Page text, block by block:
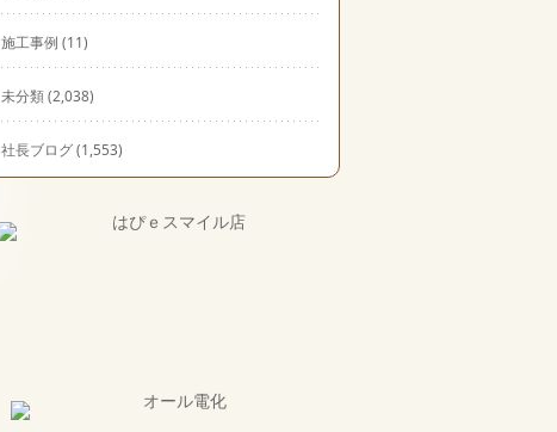
施工事例 (11)
未分類(2,038)
社長ブログ(1,553)